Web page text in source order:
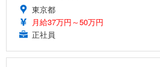
東京都
月給37万円～50万円
正社員